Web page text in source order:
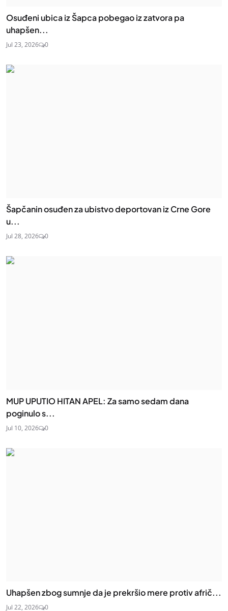
Osuđeni ubica iz Šapca pobegao iz zatvora pa
uhapšen...
Jul 23, 2026 0
Šapčanin osuđen za ubistvo deportovan iz Crne Gore
u...
Jul 28, 2026 0
MUP UPUTIO HITAN APEL: Za samo sedam dana
poginulo s...
Jul 10, 2026 0
Uhapšen zbog sumnje da je prekršio mere protiv afrič...
Jul 22, 2026 0